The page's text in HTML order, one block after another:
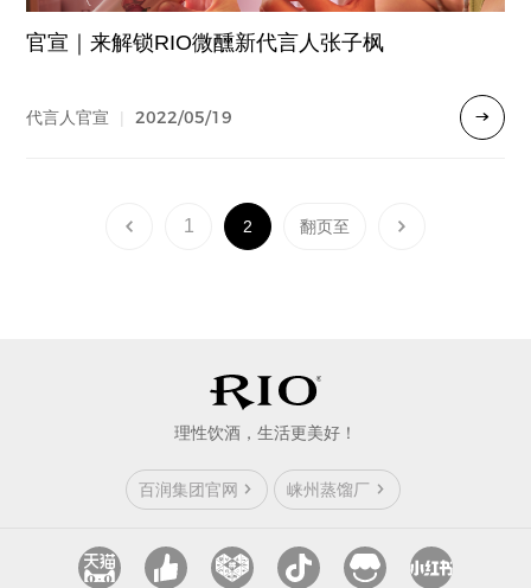
官宣｜来解锁RIO微醺新代言人张子枫
代言人官宣 | 2022/05/19
1 2
理性饮酒，生活更美好！
百润集团官网 崃州蒸馏厂